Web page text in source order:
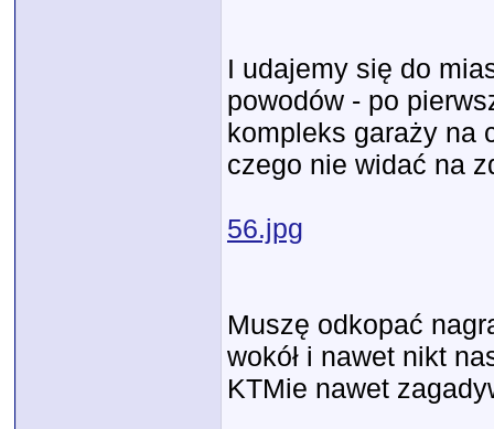
I udajemy się do
powodów - po
kompleks garaży na
czego nie widać na
56.jpg
Muszę odkopać
wokół i nawet nikt
KTMie nawet